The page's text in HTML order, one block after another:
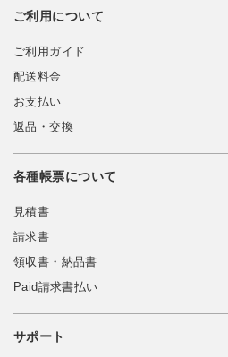
ご利用について
ご利用ガイド
配送料金
お支払い
返品・交換
各種帳票について
見積書
請求書
領収書・納品書
Paid請求書払い
サポート